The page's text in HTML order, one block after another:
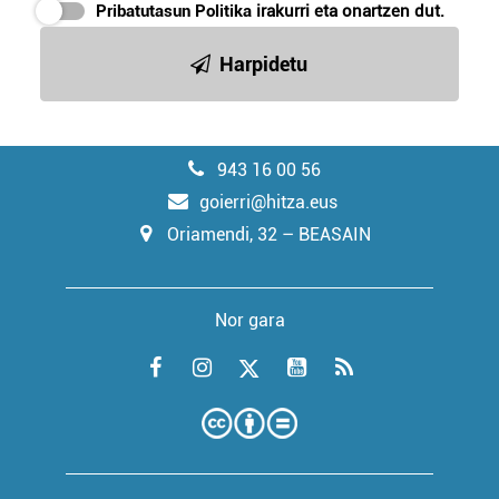
Pribatutasun Politika irakurri eta onartzen dut.
Harpidetu
943 16 00 56
goierri@hitza.eus
Oriamendi, 32 – BEASAIN
Nor gara